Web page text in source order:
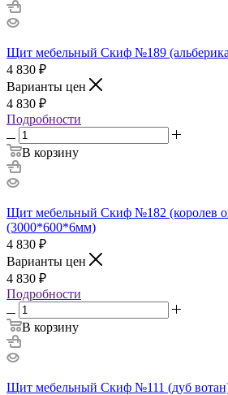
Щит мебельный Скиф №189
4 830 ₽
Варианты цен
4 830 ₽
Подробности
В корзину
Щит мебельный Скиф №182 (королев
(3000*600*6мм)
4 830 ₽
Варианты цен
4 830 ₽
Подробности
В корзину
Щит мебельный Скиф №111 (дуб